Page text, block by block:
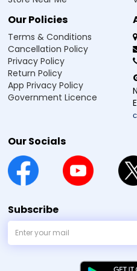
స్వయం దవ న లేదు. కిసి భీ దవా యా ఉపచార కో షురూ
Our Policies
Terms & Conditions
Cancellation Policy
Privacy Policy
Return Policy
App Privacy Policy
Government Licence
Our Socials
Subscribe